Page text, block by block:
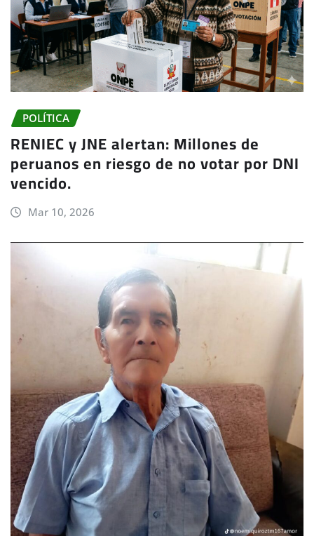
POLÍTICA
RENIEC y JNE alertan: Millones de
peruanos en riesgo de no votar por DNI
vencido.
Mar 10, 2026